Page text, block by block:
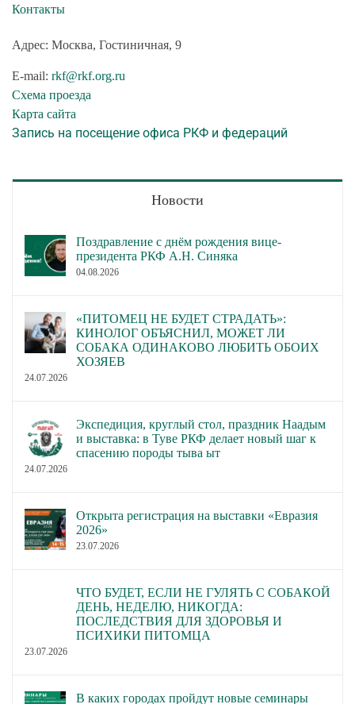
Контакты
Адрес: Москва, Гостиничная, 9
E-mail: rkf@rkf.org.ru
Схема проезда
Карта сайта
Запись на посещение офиса РКФ и федераций
Новости
Поздравление с днём рождения вице-
президента РКФ А.Н. Синяка
04.08.2026
«ПИТОМЕЦ НЕ БУДЕТ СТРАДАТЬ»:
КИНОЛОГ ОБЪЯСНИЛ, МОЖЕТ ЛИ
СОБАКА ОДИНАКОВО ЛЮБИТЬ ОБОИХ
ХОЗЯЕВ
24.07.2026
Экспедиция, круглый стол, праздник Наадым
и выставка: в Туве РКФ делает новый шаг к
спасению породы тыва ыт
24.07.2026
Открыта регистрация на выставки «Евразия
2026»
23.07.2026
ЧТО БУДЕТ, ЕСЛИ НЕ ГУЛЯТЬ С СОБАКОЙ
ДЕНЬ, НЕДЕЛЮ, НИКОГДА:
ПОСЛЕДСТВИЯ ДЛЯ ЗДОРОВЬЯ И
ПСИХИКИ ПИТОМЦА
23.07.2026
В каких городах пройдут новые семинары